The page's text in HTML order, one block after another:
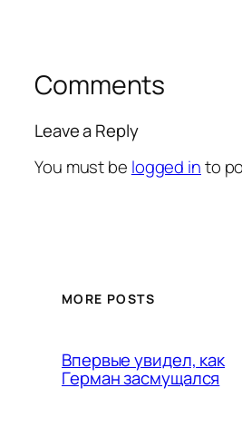
Comments
Leave a Reply
You must be logged into
MORE POSTS
Впервые увидел, как
Герман засмущался